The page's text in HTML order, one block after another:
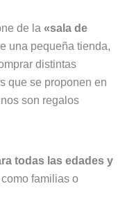
de la «sala de
una pequeña tienda,
distintas
que se proponen en
son regalos
todas las edades y
familias o